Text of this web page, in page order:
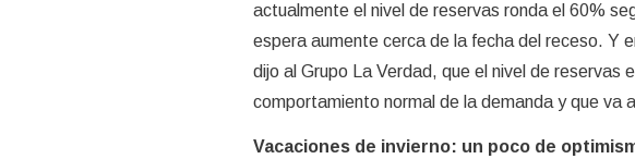
actualmente el nivel de reservas ronda el 60%
espera aumente cerca de la fecha del receso. Y
dijo al Grupo La Verdad, que el nivel de reservas
comportamiento normal de la demanda y que va
Vacaciones de invierno: un poco de